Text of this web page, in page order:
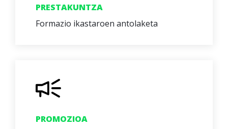
PRESTAKUNTZA
Formazio ikastaroen antolaketa
PROMOZIOA